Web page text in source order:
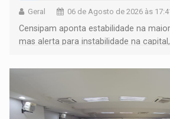
Geral 06 de Agosto de 2026 às
Censipam aponta estabilidade na
mas alerta para instabilidade na